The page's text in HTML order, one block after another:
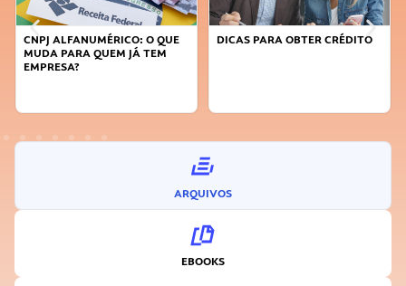
DICAS PARA OBTER CRÉDITO
FAÇA A DIFERENÇA: SEJA
ARQUIVOS
EBOOKS